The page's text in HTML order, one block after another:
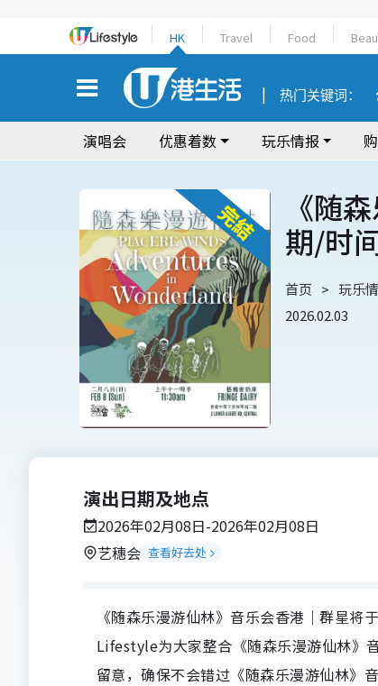
HK Travel Food
热门关键词：
演唱会 优惠着数 玩乐情报
《随
期/时
首页 玩乐
2026.02.03
演出日期及地点
2026年02月08日-2026年02月08日
艺穗会 查看好去处
《随森乐漫游仙林》音乐会香港｜群星
Lifestyle为大家整合《随森乐漫游仙林》
留意，确保不会错过《随森乐漫游仙林》音